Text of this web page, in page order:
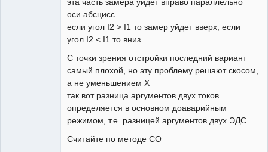
эта часть замера уйдет вправо параллельно
оси абсцисс
если угол I2 > I1 то замер уйдет вверх, если
угол I2 < I1 то вниз.
С точки зрения отстройки последний вариант
самый плохой, но эту проблему решают скосом,
а не уменьшением X
так вот разница аргументов двух токов
определяется в основном доаварийным
режимом, т.е. разницей аргументов двух ЭДС.
Считайте по методе СО